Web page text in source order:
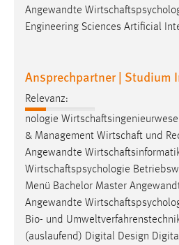
Angewandte
Engineering Sciences Artificial
Ansprechpartner | Studium
Relevanz:
nologie
& Management Wirtschaft und
Angewandte
Wirtschaftspsychologie
Menü Bachelor Master
Angewandte
Bio- und
(auslaufend) Digital Design